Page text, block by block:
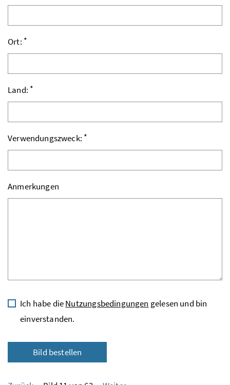
Ort: *
Land: *
Verwendungszweck: *
Anmerkungen
Ich habe dieNutzungsbedingungen gelesen und bin
einverstanden.
Bild bestellen